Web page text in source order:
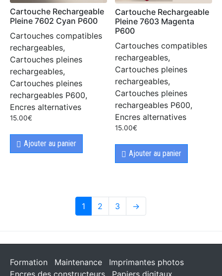
Cartouche Rechargeable
Pleine 7602 Cyan P600
Cartouches compatibles
rechargeables,
Cartouches pleines
rechargeables,
Cartouches pleines
rechargeables P600,
Encres alternatives
15.00€
Ajouter au panier
Cartouche Rechargeable
Pleine 7603 Magenta
P600
Cartouches compatibles
rechargeables,
Cartouches pleines
rechargeables,
Cartouches pleines
rechargeables P600,
Encres alternatives
15.00€
Ajouter au panier
1 2 3 →
Formation Maintenance
Imprimantes photos
Encres des constructeurs
Papiers digitaux